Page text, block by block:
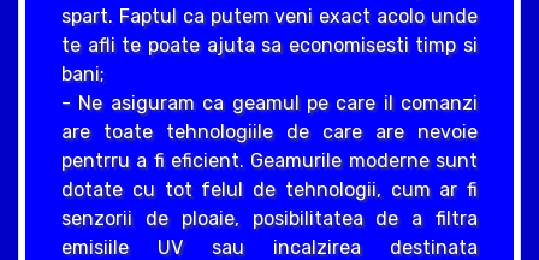
spart. Faptul ca putem veni exact acolo unde
te afli te poate ajuta sa economisesti timp si
bani;
- Ne asiguram ca geamul pe care il comanzi
are toate tehnologiile de care are nevoie
pentrru a fi eficient. Geamurile moderne sunt
dotate cu tot felul de tehnologii, cum ar fi
senzorii de ploaie, posibilitatea de a filtra
emisiile UV sau incalzirea destinata